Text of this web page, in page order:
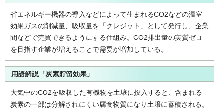
省エネルギー機器の導入などによって生まれるCO2などの温室
効果ガスの削減量、吸収量を「クレジット」として発行し、企業
間などで売買できるようにする仕組み。CO2排出量の実質ゼロ
を目指す企業が増えることで需要が増加している。
用語解説「炭素貯留効果」
大気中のCO2を吸収した有機物を土壌に投入すると、含まれる
炭素の一部は分解されにくい腐食物質になり土壌に蓄積される。